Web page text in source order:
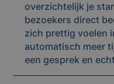
overzichtelijk je
bezoekers direct
zich prettig voelen
automatisch meer
een gesprek en